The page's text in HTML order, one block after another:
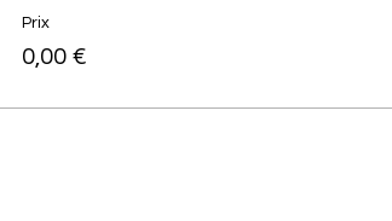
Prix
0,00 €